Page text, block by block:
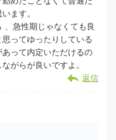
ます。
、急性期じゃなくても良
ってゆったりしている
って内定いただけるの
がらが良いですよ。
返信